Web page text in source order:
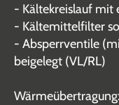
- Kältekreislauf mit
- Kältemittelfilter
- Absperrventile
beigelegt (VL/RL)
Wärmeübertragung: